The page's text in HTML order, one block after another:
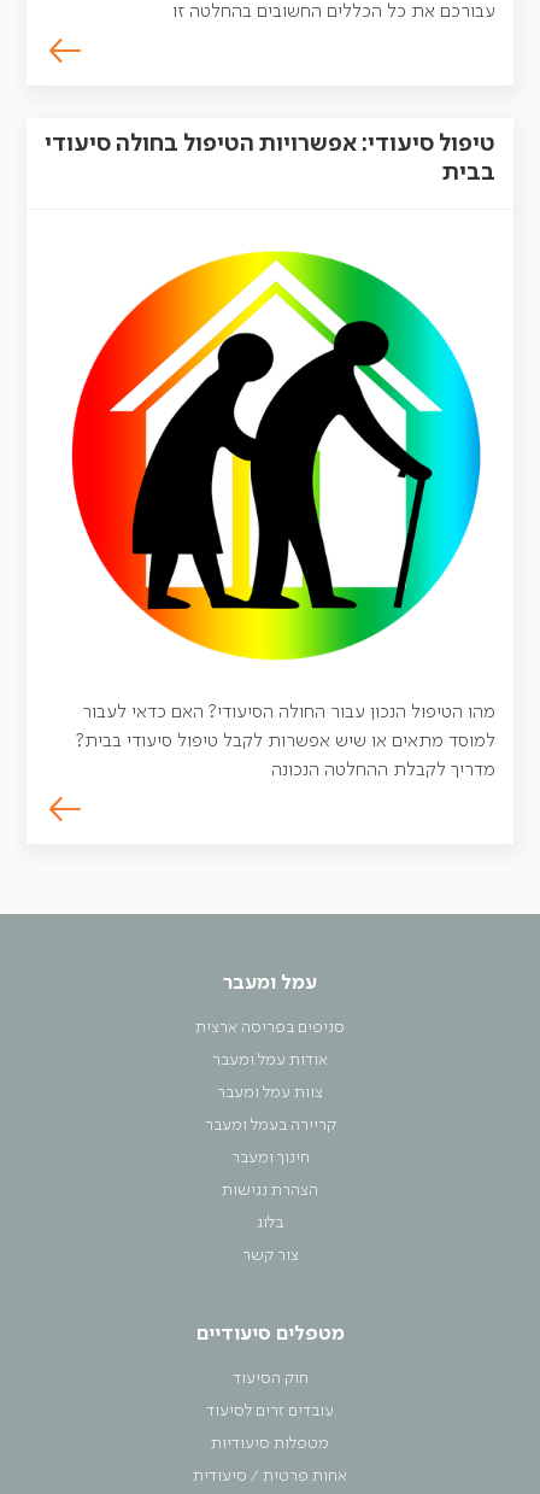
עבורכם את כל הכללים החשובים בהחלטה זו
טיפול סיעודי: אפשרויות הטיפול בחולה סיעודי
בבית
מהו הטיפול הנכון עבור החולה הסיעודי? האם כדאי לעבור
למוסד מתאים או שיש אפשרות לקבל טיפול סיעודי בבית?
מדריך לקבלת ההחלטה הנכונה
עמל ומעבר
סניפים בפריסה ארצית
אודות עמל ומעבר
צוות עמל ומעבר
קריירה בעמל ומעבר
חינוך ומעבר
הצהרת נגישות
בלוג
צור קשר
מטפלים סיעודיים
חוק הסיעוד
עובדים זרים לסיעוד
מטפלות סיעודיות
אחות פרטית / סיעודית